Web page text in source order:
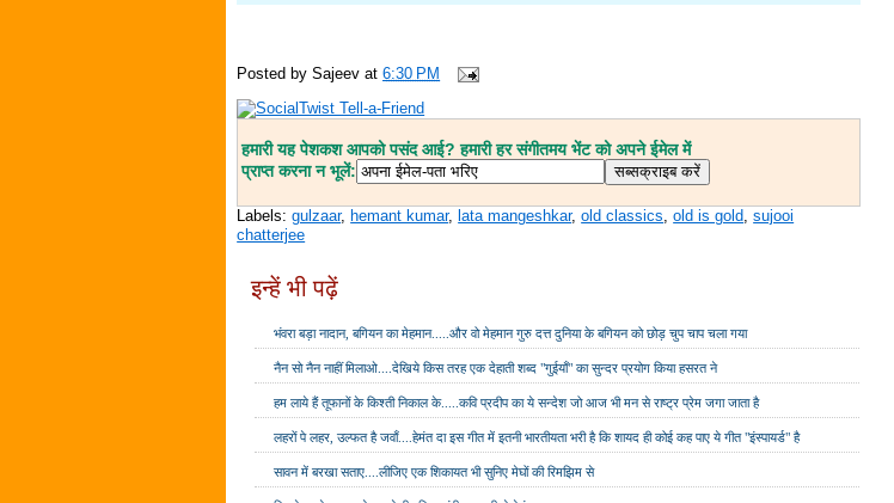
Posted bySajeev at6:30 PM
हमारी यह पेशकश आपको पसंद आई? हमारी हर संगीतमय भेंट को अपने ईमेल में
प्राप्त करना न भूलें:
Labels:gulzaar, hemant kumar, lata mangeshkar,old classics ,old is gold ,sujooi
chatterjee
इन्हें भी पढ़ें
भंवरा बड़ा नादान, बगियन का मेहमान.....और वो मेहमान गुरु दत्त दुनिया के बगियन को छोड़ चुप चाप चला गया
नैन सो नैन नाहीं मिलाओ....देखिये किस तरह एक देहाती शब्द "गुईयाँ" का सुन्दर प्रयोग किया हसरत ने
हम लाये हैं तूफानों के किश्ती निकाल के.....कवि प्रदीप का ये सन्देश जो आज भी मन से राष्ट्र प्रेम जगा जाता है
लहरों पे लहर, उल्फत है जवाँ....हेमंत दा इस गीत में इतनी भारतीयता भरी है कि शायद ही कोई कह पाए ये गीत "इंस्पायर्ड" है
सावन में बरखा सताए....लीजिए एक शिकायत भी सुनिए मेघों की रिमझिम से